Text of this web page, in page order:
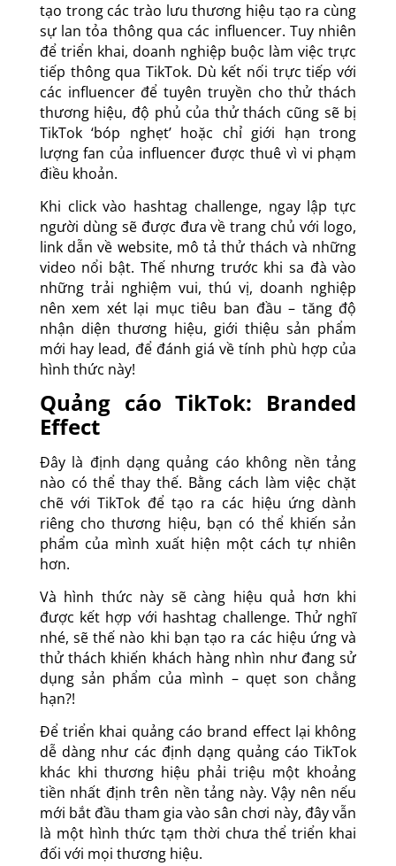
tạo trong các trào lưu thương hiệu tạo ra cùng
sự lan tỏa thông qua các influencer. Tuy nhiên
để triển khai, doanh nghiệp buộc làm việc trực
tiếp thông qua TikTok. Dù kết nối trực tiếp với
các influencer để tuyên truyền cho thử thách
thương hiệu, độ phủ của thử thách cũng sẽ bị
TikTok ‘bóp nghẹt’ hoặc chỉ giới hạn trong
lượng fan của influencer được thuê vì vi phạm
điều khoản.
Khi click vào hashtag challenge, ngay lập tực
người dùng sẽ được đưa về trang chủ với logo,
link dẫn về website, mô tả thử thách và những
video nổi bật. Thế nhưng trước khi sa đà vào
những trải nghiệm vui, thú vị, doanh nghiệp
nên xem xét lại mục tiêu ban đầu – tăng độ
nhận diện thương hiệu, giới thiệu sản phẩm
mới hay lead, để đánh giá về tính phù hợp của
hình thức này!
Quảng cáo TikTok: Branded
Effect
Đây là định dạng quảng cáo không nền tảng
nào có thể thay thế. Bằng cách làm việc chặt
chẽ với TikTok để tạo ra các hiệu ứng dành
riêng cho thương hiệu, bạn có thể khiến sản
phẩm của mình xuất hiện một cách tự nhiên
hơn.
Và hình thức này sẽ càng hiệu quả hơn khi
được kết hợp với hashtag challenge. Thử nghĩ
nhé, sẽ thế nào khi bạn tạo ra các hiệu ứng và
thử thách khiến khách hàng nhìn như đang sử
dụng sản phẩm của mình – quẹt son chẳng
hạn?!
Để triển khai quảng cáo brand effect lại không
dễ dàng như các định dạng quảng cáo TikTok
khác khi thương hiệu phải triệu một khoảng
tiền nhất định trên nền tảng này. Vậy nên nếu
mới bắt đầu tham gia vào sân chơi này, đây vẫn
là một hình thức tạm thời chưa thể triển khai
đối với mọi thương hiệu.